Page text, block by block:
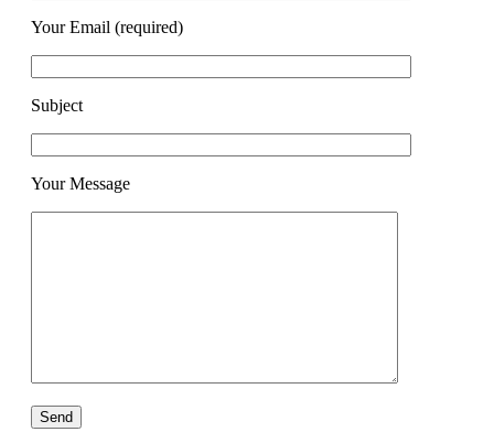
Your Email (required)
Subject
Your Message